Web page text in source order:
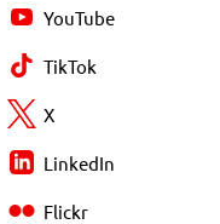
YouTube
TikTok
X
LinkedIn
Flickr